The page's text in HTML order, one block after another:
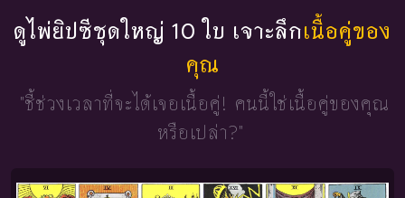
ดูไพ่ยิปซีชุดใหญ่ 10 ใบ เจาะลึกเนื้อคู่ของ
คุณ
"ชี้ช่วงเวลาที่จะได้เจอเนื้อคู่! คนนี้ใช่เนื้อคู่ของคุณ
หรือเปล่า?"